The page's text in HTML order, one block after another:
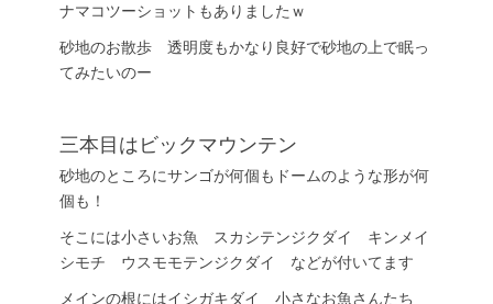
ナマコツーショットもありましたｗ
砂地のお散歩 透明度もかなり良好で砂地の上で眠っ
てみたいのー
三本目はビックマウンテン
砂地のところにサンゴが何個もドームのような形が何
個も！
そこには小さいお魚 スカシテンジクダイ キンメイ
シモチ ウスモモテンジクダイ などが付いてます
メインの根にはイシガキダイ 小さなお魚さんたち